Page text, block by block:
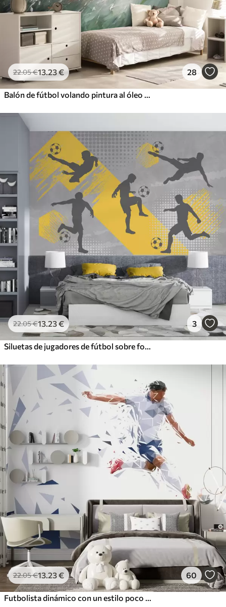
22.05€13 .23€ 28
22.05€13 .23€ 3
22.05€13 .23€ 60